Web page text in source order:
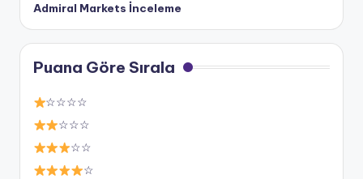
Admiral Markets İnceleme
Puana Göre Sırala
☆☆☆☆
☆☆☆
☆☆
☆